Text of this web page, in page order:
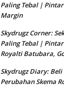
Paling Tebal |
Margin
Skydrugz Corner:
Paling Tebal |
Royalti Batubara,
Skydrugz Diary:
Perubahan Skema